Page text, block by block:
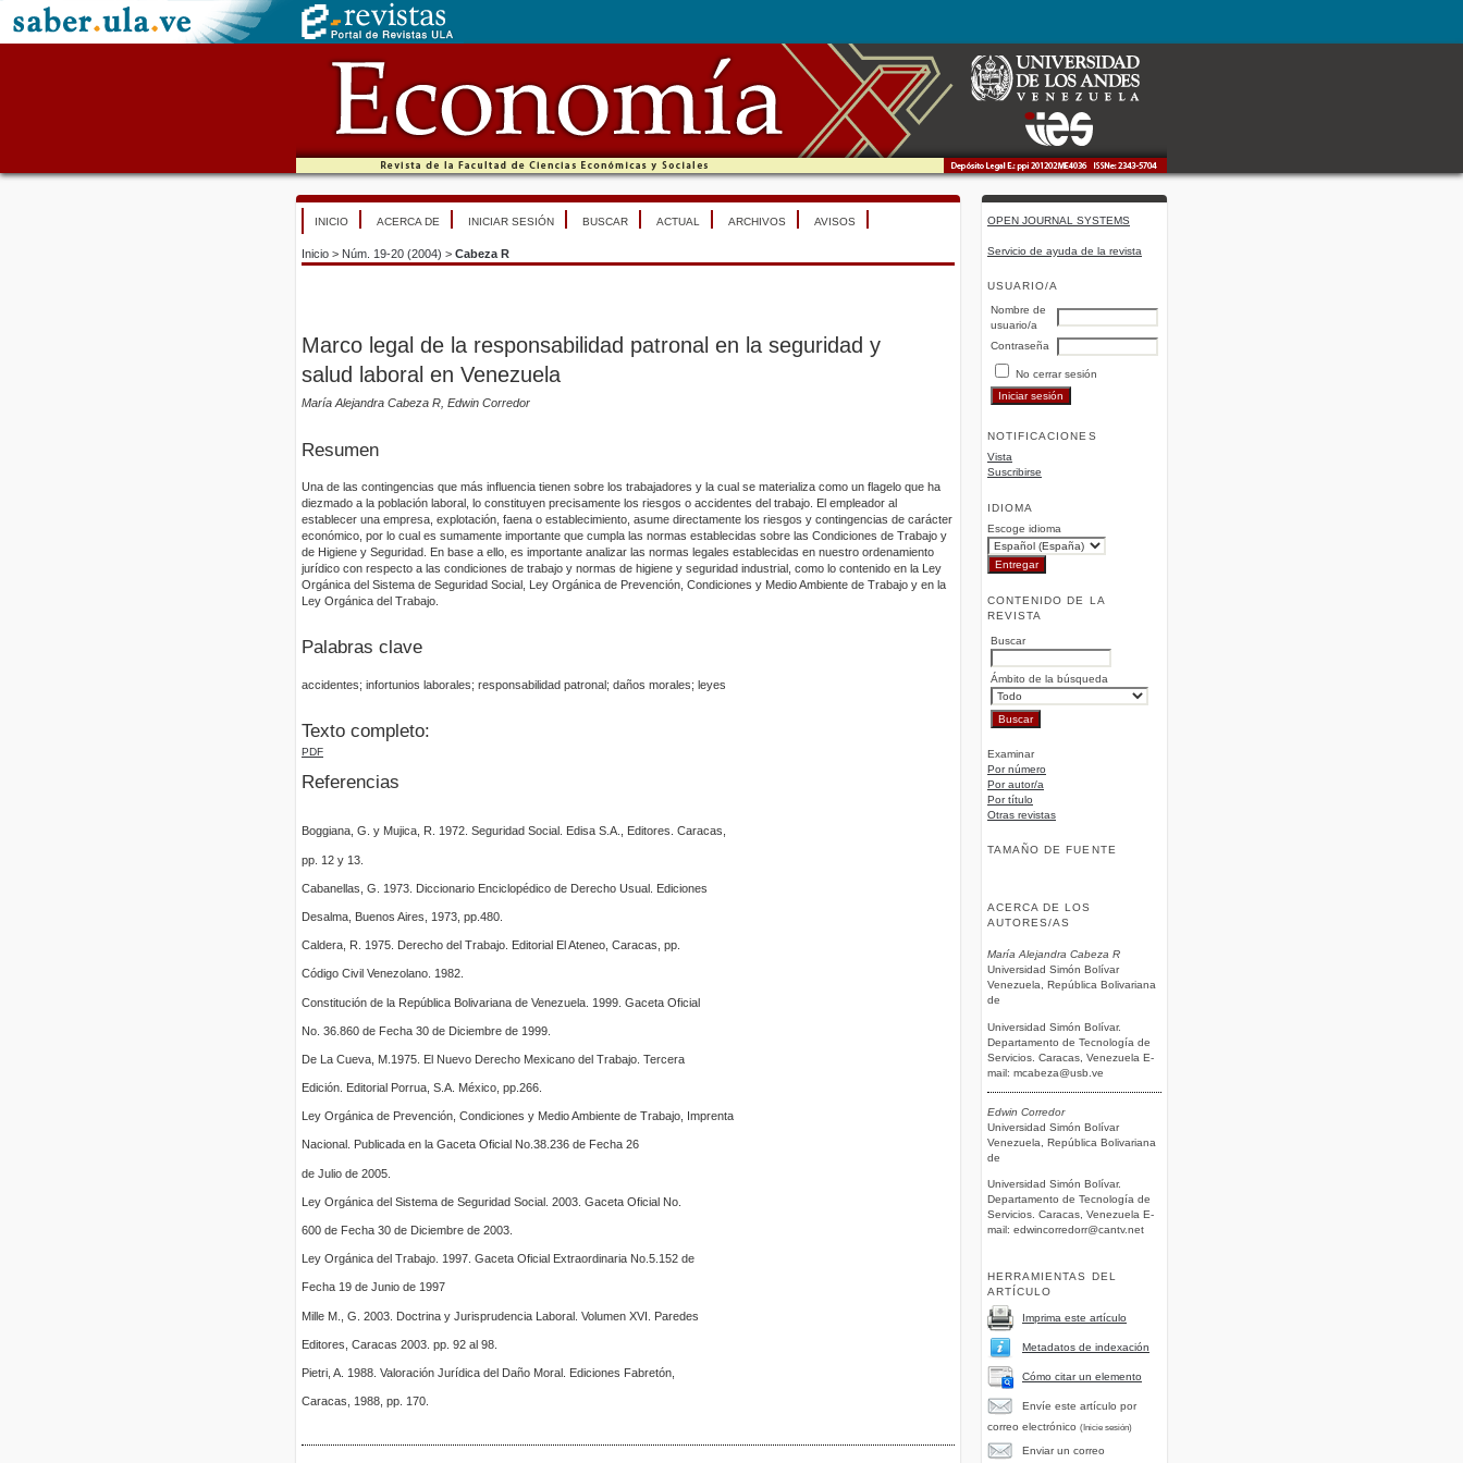
OPEN JOURNAL SYSTEMS
Servicio de ayuda de la revista
USUARIO/A
Nombre de
usuario/a
Contraseña
No cerrar sesión
NOTIFICACIONES
Vista
Suscribirse
IDIOMA
Escoge idioma
CONTENIDO DE LA
REVISTA
Buscar
Ámbito de la búsqueda
Examinar
Por número
Por autor/a
Por título
Otras revistas
TAMAÑO DE FUENTE
ACERCA DE LOS
AUTORES/AS
María Alejandra Cabeza R
Universidad Simón Bolívar
Venezuela, República Bolivariana
de
Universidad Simón Bolívar.
Departamento de Tecnología de
Servicios. Caracas, Venezuela E-
mail: mcabeza@usb.ve
Edwin Corredor
Universidad Simón Bolívar
Venezuela, República Bolivariana
de
Universidad Simón Bolívar.
Departamento de Tecnología de
Servicios. Caracas, Venezuela E-
mail: edwincorredorr@cantv.net
HERRAMIENTAS DEL
ARTÍCULO
Imprima este artículo
Metadatos de indexación
Cómo citar un elemento
Envíe este artículo por
correo electrónico (Inicie sesión)
Enviar un correo
INICIO ACERCA DE INICIAR SESIÓN BUSCAR ACTUAL ARCHIVOS AVISOS
Inicio > Núm. 19-20 (2004) > Cabeza R
Marco legal de la responsabilidad patronal en la seguridad y
salud laboral en Venezuela
María Alejandra Cabeza R, Edwin Corredor
Resumen
Una de las contingencias que más influencia tienen sobre los trabajadores y la cual se materializa como un flagelo que ha
diezmado a la población laboral, lo constituyen precisamente los riesgos o accidentes del trabajo. El empleador al
establecer una empresa, explotación, faena o establecimiento, asume directamente los riesgos y contingencias de carácter
económico, por lo cual es sumamente importante que cumpla las normas establecidas sobre las Condiciones de Trabajo y
de Higiene y Seguridad. En base a ello, es importante analizar las normas legales establecidas en nuestro ordenamiento
jurídico con respecto a las condiciones de trabajo y normas de higiene y seguridad industrial, como lo contenido en la Ley
Orgánica del Sistema de Seguridad Social, Ley Orgánica de Prevención, Condiciones y Medio Ambiente de Trabajo y en la
Ley Orgánica del Trabajo.
Palabras clave
accidentes; infortunios laborales; responsabilidad patronal; daños morales; leyes
Texto completo:
PDF
Referencias
Boggiana, G. y Mujica, R. 1972. Seguridad Social. Edisa S.A., Editores. Caracas,
pp. 12 y 13.
Cabanellas, G. 1973. Diccionario Enciclopédico de Derecho Usual. Ediciones
Desalma, Buenos Aires, 1973, pp.480.
Caldera, R. 1975. Derecho del Trabajo. Editorial El Ateneo, Caracas, pp.
Código Civil Venezolano. 1982.
Constitución de la República Bolivariana de Venezuela. 1999. Gaceta Oficial
No. 36.860 de Fecha 30 de Diciembre de 1999.
De La Cueva, M.1975. El Nuevo Derecho Mexicano del Trabajo. Tercera
Edición. Editorial Porrua, S.A. México, pp.266.
Ley Orgánica de Prevención, Condiciones y Medio Ambiente de Trabajo, Imprenta
Nacional. Publicada en la Gaceta Oficial No.38.236 de Fecha 26
de Julio de 2005.
Ley Orgánica del Sistema de Seguridad Social. 2003. Gaceta Oficial No.
600 de Fecha 30 de Diciembre de 2003.
Ley Orgánica del Trabajo. 1997. Gaceta Oficial Extraordinaria No.5.152 de
Fecha 19 de Junio de 1997
Mille M., G. 2003. Doctrina y Jurisprudencia Laboral. Volumen XVI. Paredes
Editores, Caracas 2003. pp. 92 al 98.
Pietri, A. 1988. Valoración Jurídica del Daño Moral. Ediciones Fabretón,
Caracas, 1988, pp. 170.